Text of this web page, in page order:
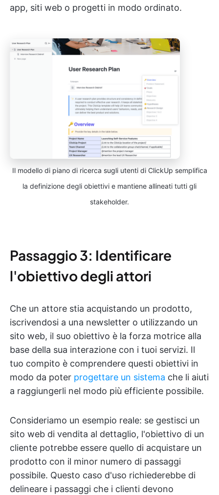
app, siti web o progetti in modo ordinato.
Il modello di piano di ricerca sugli utenti di ClickUp semplifica
la definizione degli obiettivi e mantiene allineati tutti gli
stakeholder.
Passaggio 3: Identificare
l'obiettivo degli attori
Che un attore stia acquistando un prodotto,
iscrivendosi a una newsletter o utilizzando un
sito web, il suo obiettivo è la forza motrice alla
base della sua interazione con i tuoi servizi. Il
tuo compito è comprendere questi obiettivi in
modo da poter progettare un sistema che li aiuti
a raggiungerli nel modo più efficiente possibile.
Consideriamo un esempio reale: se gestisci un
sito web di vendita al dettaglio, l'obiettivo di un
cliente potrebbe essere quello di acquistare un
prodotto con il minor numero di passaggi
possibile. Questo caso d'uso richiederebbe di
delineare i passaggi che i clienti devono